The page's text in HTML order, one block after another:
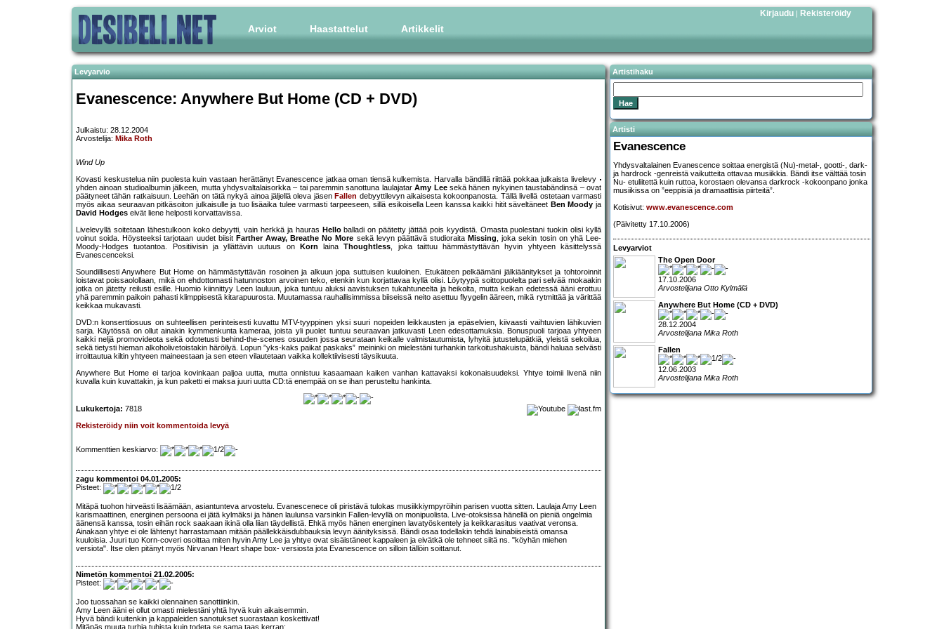
Arviot Haastattelut Artikkelit
Kirjaudu | Rekisteröidy
Levyarvio
Evanescence: Anywhere But Home (CD + DVD)
Julkaistu: 28.12.2004
Arvostelija: Mika Roth
Wind Up
Kovasti keskustelua niin puolesta kuin vastaan herättänyt Evanescence jatkaa oman tiensä kulkemista. Harvalla bändillä riittää pokkaa julkaista livelevy
yhden ainoan studioalbumin jälkeen, mutta yhdysvaltalaisorkka – tai paremmin sanottuna laulajatarAmy Leesekä hänen nykyinen taustabändinsä – ovat
päätyneet tähän ratkaisuun. Leehän on tätä nykyä ainoa jäljellä oleva jäsen Fallen debyyttilevyn aikaisesta kokoonpanosta. Tällä livellä ostetaan varmasti
myös aikaa seuraavan pitkäsoiton julkaisulle ja tuo lisäaika tulee varmasti tarpeeseen, sillä esikoisella Leen kanssa kaikki hitit säveltäneet Ben Moody ja
David Hodges eivät liene helposti korvattavissa.
Livelevyllä soitetaan lähestulkoon koko debyytti, vain herkkä ja hauras Helloballadi on päätetty jättää pois kyydistä. Omasta puolestani tuokin olisi kyllä
voinut soida. Höysteeksi tarjotaan uudet biisit Farther Away, Breathe No More sekä levyn päättävä studioraita Missing, joka sekin tosin on yhä Lee-
Moody-Hodges tuotantoa. Positiivisin ja yllättävin uutuus on
Korn lainaThoughtless, joka taittuu hämmästyttävän hyvin yhtyeen käsittelyssä
Evanescenceksi.
Soundillisesti Anywhere But Home on hämmästyttävän rosoinen ja alkuun jopa suttuisen kuuloinen. Etukäteen pelkäämäni jälkiäänitykset ja tohtoroinnit
loistavat poissaolollaan, mikä on ehdottomasti hatunnoston arvoinen teko, etenkin kun korjattavaa kyllä olisi. Löytyypä soittopuolelta pari selvää mokaakin
jotka on jätetty reilusti esille. Huomio kiinnittyy Leen lauluun, joka tuntuu aluksi aavistuksen tukahtuneelta ja heikolta, mutta keikan edetessä ääni erottuu
yhä paremmin paikoin pahasti klimppisestä kitarapuurosta. Muutamassa rauhallisimmissa biiseissä neito asettuu flyygelin ääreen, mikä rytmittää ja värittää
keikkaa mukavasti.
DVD:n konserttiosuus on suhteellisen perinteisesti kuvattu MTV-tyyppinen yksi suuri nopeiden leikkausten ja epäselvien, kiivaasti vaihtuvien lähikuvien
sarja. Käytössä on ollut ainakin kymmenkunta kameraa, joista yli puolet tuntuu seuraavan jatkuvasti Leen edesottamuksia. Bonuspuoli tarjoaa yhtyeen
kaikki neljä promovideota sekä odotetusti behind-the-scenes osuuden jossa seurataan keikalle valmistautumista, lyhyitä jutustelupätkiä, yleistä sekoilua,
sekä tietysti hieman alkoholivetoistakin häröilyä. Lopun ”yks-kaks paikat paskaks” meininki on mielestäni turhankin tarkoitushakuista, bändi haluaa selvästi
irroittautua kiltin yhtyeen maineestaan ja sen eteen vilautetaan vaikka kollektiivisesti täysikuuta.
Anywhere But Home ei tarjoa kovinkaan paljoa uutta, mutta onnistuu kasaamaan kaiken vanhan kattavaksi kokonaisuudeksi. Yhtye toimii livenä niin
kuvalla kuin kuvattakin, ja kun paketti ei maksa juuri uutta CD:tä enempää on se ihan perusteltu hankinta.
Lukukertoja: 7818
Rekisteröidy niin voit kommentoida levyä
Kommenttien keskiarvo:
zagu kommentoi 04.01.2005:
Pisteet:
Mitäpä tuohon hirveästi lisäämään, asiantunteva arvostelu. Evanescenece oli piristävä tulokas musiikkiympyröihin parisen vuotta sitten. Laulaja Amy Leen
karismaattinen, energinen persoona ei jätä kylmäksi ja hänen laulunsa varsinkin Fallen-levyllä on monipuolista. Live-otoksissa hänellä on pieniä ongelmia
äänensä kanssa, tosin eihän rock saakaan ikinä olla liian täydellistä. Ehkä myös hänen energinen lavatyöskentely ja keikkarasitus vaativat veronsa.
Ainakaan yhtye ei ole lähtenyt harrastamaan mitään päällekkäisdubbauksia levyn äänityksissä. Bändi osaa todellakin tehdä lainabiiseistä omansa
kuuloisia. Juuri tuo Korn-coveri osoittaa miten hyvin Amy Lee ja yhtye ovat sisäistäneet kappaleen ja eivätkä ole tehneet siitä ns. "köyhän miehen
versiota". Itse olen pitänyt myös Nirvanan Heart shape box- versiosta jota Evanescence on silloin tällöin soittanut.
Nimetön kommentoi 21.02.2005:
Pisteet:
Joo tuossahan se kaikki olennainen sanottiinkin.
Amy Leen ääni ei ollut omasti mielestäni yhtä hyvä kuin aikaisemmin.
Hyvä bändi kuitenkin ja kappaleiden sanotukset suorastaan koskettivat!
Mitäpäs muuta turhia tuhista kuin todeta se sama taas kerran;
Artistihaku
Artisti
Evanescence
Yhdysvaltalainen Evanescence soittaa energistä (Nu)-metal-, gootti-, dark-
ja hardrock -genreistä vaikutteita ottavaa musiikkia. Bändi itse välttää tosin
Nu- etuliitettä kuin ruttoa, korostaen olevansa darkrock -kokoonpano jonka
musiikissa on ”eeppisiä ja dramaattisia piirteitä”.
Kotisivut: www.evanescence.com
(Päivitetty 17.10.2006)
Levyarviot
The Open Door
17.10.2006
Arvostelijana Otto Kylmälä
Anywhere But Home (CD + DVD)
28.12.2004
Arvostelijana Mika Roth
Fallen
12.06.2003
Arvostelijana Mika Roth